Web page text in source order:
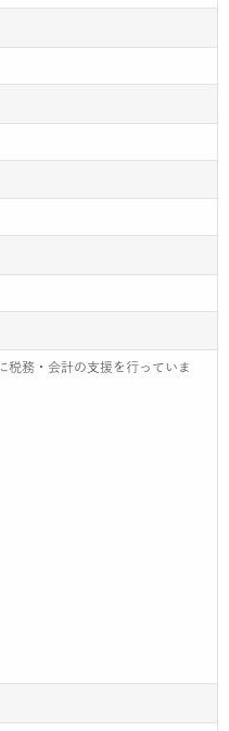
税務・会計の支援を行っていま